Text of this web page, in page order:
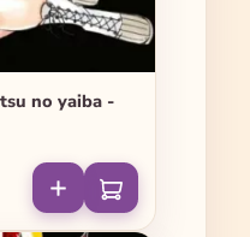
no yaiba -